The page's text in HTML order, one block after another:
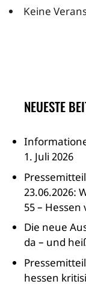
Keine
NEUESTE
1. Juli 2026
23.06.2026:
55 –
Die neue
da – und
hessen